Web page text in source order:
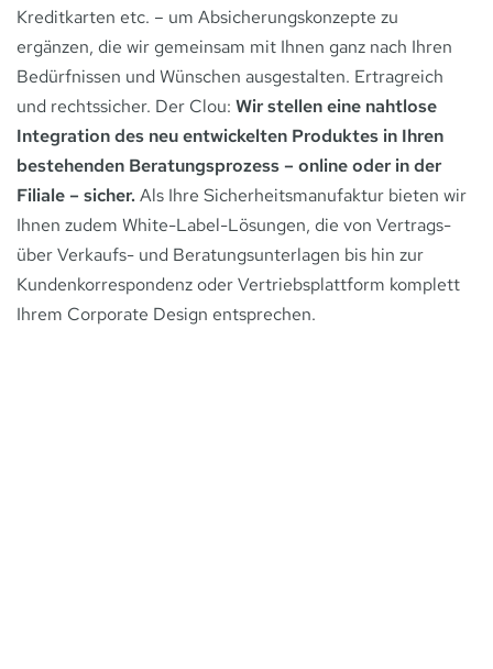
Kreditkarten etc. – um Absicherungskonzepte zu
ergänzen, die wir gemeinsam mit Ihnen ganz nach Ihren
Bedürfnissen und Wünschen ausgestalten. Ertragreich
und rechtssicher. Der Clou: Wir stellen eine nahtlose
Integration des neu entwickelten Produktes in Ihren
bestehenden Beratungsprozess – online oder in der
Filiale – sicher. Als Ihre Sicherheitsmanufaktur bieten wir
Ihnen zudem White-Label-Lösungen, die von Vertrags-
über Verkaufs- und Beratungsunterlagen bis hin zur
Kundenkorrespondenz oder Vertriebsplattform komplett
Ihrem Corporate Design entsprechen.